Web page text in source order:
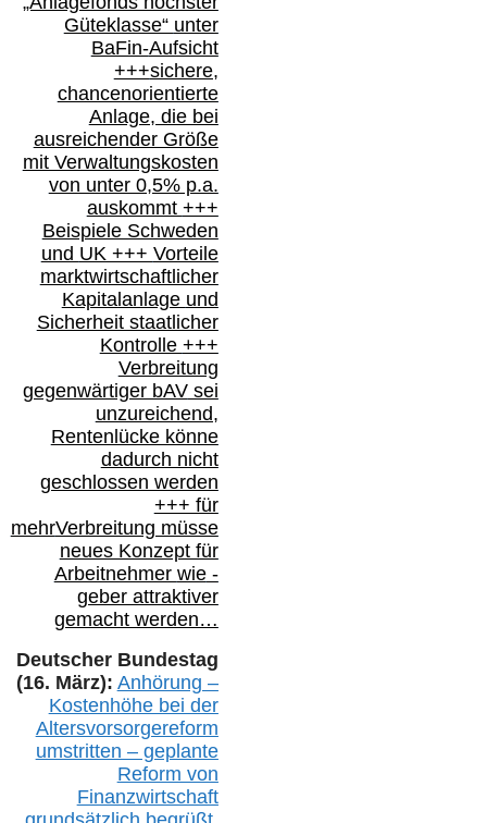
Güteklasse“ unter
BaFin-Aufsicht
+++sichere,
chancenorientierte
Anlage, die bei
ausreichender Größe
mit Verwaltungskosten
von unter 0,5% p.a.
auskommt +++
Beispiele Schweden
und UK +++ Vorteile
marktwirtschaftlicher
Kapitalanlage und
Sicherheit staatlicher
Kontrolle +++
Verbreitung
gegenwärtiger bAVsei
unzureichend,
Rentenlücke könne
dadurch nicht
geschlossen werden
+++ für
mehrVerbreitung müsse
neues Konzept für
Arbeitnehmer wie-
geber attraktiver
gemacht werden…
Deutscher Bundestag
(16. März): Anhörung –
Kostenhöhe bei der
Altersvorsorgereform
umstritten – geplante
Reform von
Finanzwirtschaft